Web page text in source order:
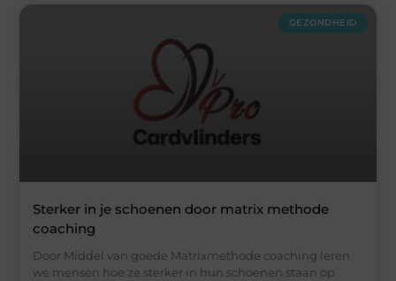
GEZONDHEID
Sterker in je schoenen door matrix methode
coaching
Door Middel van goede Matrixmethode coaching leren
we mensen hoe ze sterker in hun schoenen staan op